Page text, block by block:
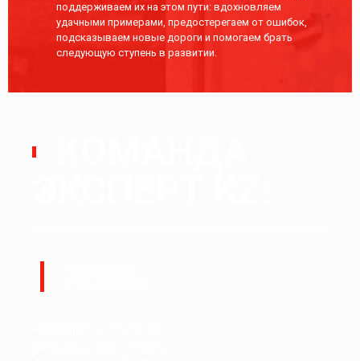
поддерживаем их на этом пути: вдохновляем
удачными примерами, предостерегаем от ошибок,
подсказываем новые дороги и помогаем брать
следующую ступень в развитии.